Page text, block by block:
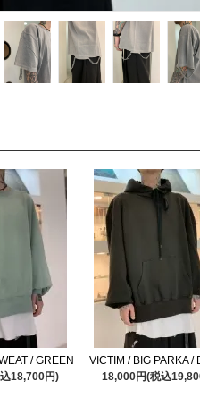
/ GREEN
18,700円)
VICTIM / BIG PARKA /
18,000円(税込